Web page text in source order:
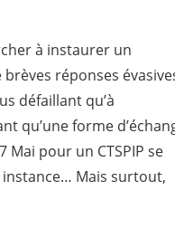
à instaurer un
réponses
défaillant qu’à
qu’une forme
pour un CTSPIP se
instance… Mais surtout,